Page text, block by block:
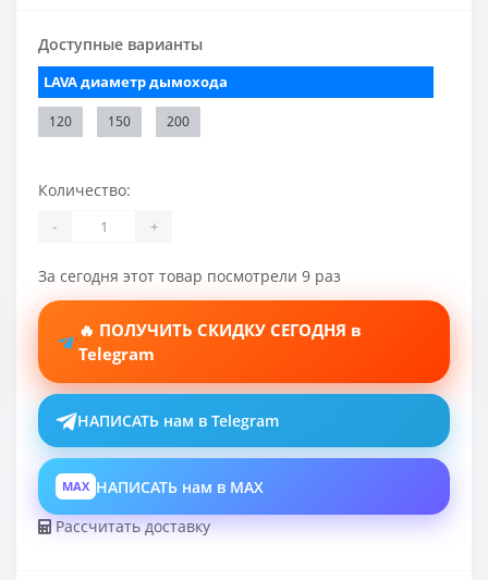
Доступные варианты
LAVA диаметр дымохода
120 150 200
Количество:
- +
За сегодня этот товар посмотрели 9 раз
🔥 ПОЛУЧИТЬ СКИДКУ СЕГОДНЯ в
Telegram
НАПИСАТЬ нам в Telegram
MAX НАПИСАТЬ нам в MAX
Рассчитать доставку